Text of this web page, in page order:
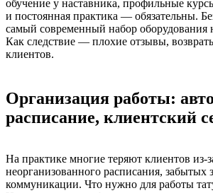
обучение у наставника, профильные
и постоянная практика — обязательны.
самый современный набор оборудования
Как следствие — плохие отзывы,
клиентов.
Организация работы:
расписание, клиентский
На практике многие теряют клиентов из-
неорганизованного расписания, забытых
коммуникации. Что нужно для работы